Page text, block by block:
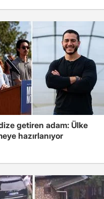
getiren adam: Ülke
hazırlanıyor